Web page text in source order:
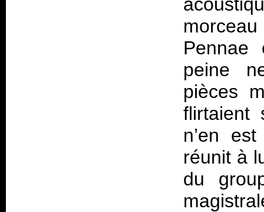
Pennae
peine
pièces
flirtaient
n’en
réunit à
du